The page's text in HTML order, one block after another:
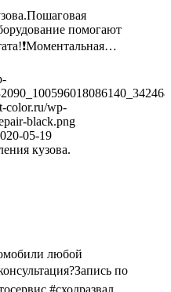
помогают
color.ru/wp-
black.png
05-19
кузова.
любой
по